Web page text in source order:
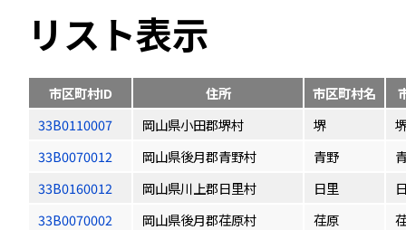
リスト表示
市区町村ID 住所 市区町村名
33B0110007
岡山県小田郡堺村 堺
33B0070012
岡山県後月郡青野村 青野
33B0160012
岡山県川上郡日里村 日里
33B0070002
岡山県後月郡荏原村 荏原